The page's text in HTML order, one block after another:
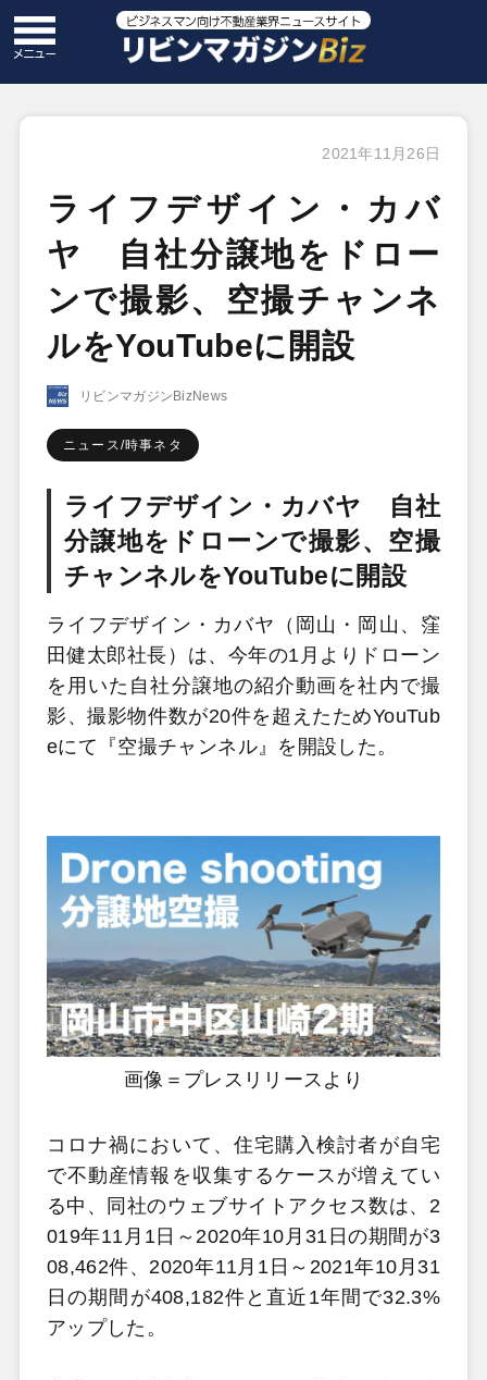
2021年11月26日
ライフデザイン・カバ
ヤ 自社分譲地をドロー
ンで撮影、空撮チャンネ
ルをYouTubeに開設
リビンマガジンBizNews
ニュース/時事ネタ
ライフデザイン・カバヤ 自社
分譲地をドローンで撮影、空撮
チャンネルをYouTubeに開設
ライフデザイン・カバヤ（岡山・岡山、窪
田健太郎社長）は、今年の1月よりドローン
を用いた自社分譲地の紹介動画を社内で撮
影、撮影物件数が20件を超えたためYouTub
eにて『空撮チャンネル』を開設した。
画像＝プレスリリースより
コロナ禍において、住宅購入検討者が自宅
で不動産情報を収集するケースが増えてい
る中、同社のウェブサイトアクセス数は、2
019年11月1日～2020年10月31日の期間が3
08,462件、2020年11月1日～2021年10月31
日の期間が408,182件と直近1年間で32.3%
アップした。